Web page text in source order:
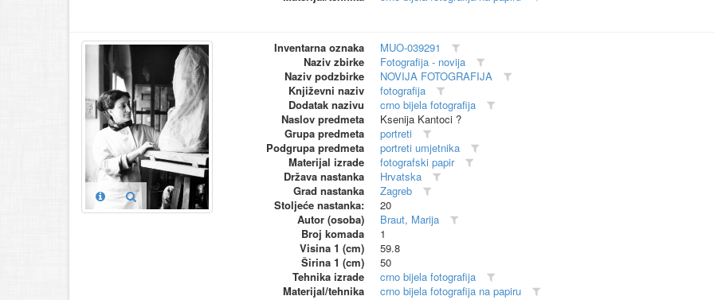
Inventarna oznaka
MUO-039291
Naziv zbirke
Fotografija - novija
Naziv podzbirke
NOVIJA FOTOGRAFIJA
Književni naziv
fotografija
Dodatak nazivu
crno bijela fotografija
Naslov predmeta
Ksenija Kantoci ?
Grupa predmeta
portreti
Podgrupa predmeta
portreti umjetnika
Materijal izrade
fotografski papir
Država nastanka
Hrvatska
Grad nastanka
Zagreb
Stoljeće nastanka:
20
Autor (osoba)
Braut, Marija
Broj komada
1
Visina 1 (cm)
59.8
Širina 1 (cm)
50
Tehnika izrade
crno bijela fotografija
Materijal/tehnika
crno bijela fotografija na papiru